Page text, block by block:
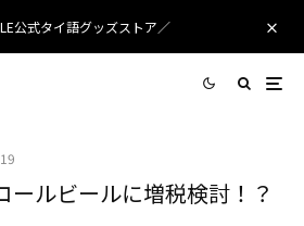
公式タイ語グッズストア／
ールビールに増税検討！？